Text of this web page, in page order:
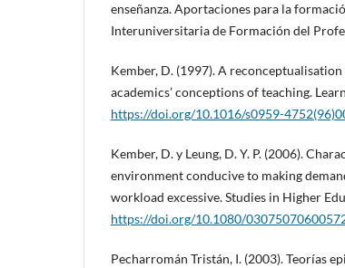
enseñanza. Aportaciones para la
Interuniversitaria de Formación del
Kember, D. (1997). A
academics’ conceptions of teaching.
https://doi.org/10.1016/s0959-
Kember, D. y Leung, D. Y. P. (2006).
environment conducive to making
workload excessive. Studies in Higher
https://doi.org/10.1080/
Pecharromán Tristán, I. (2003). Teorías